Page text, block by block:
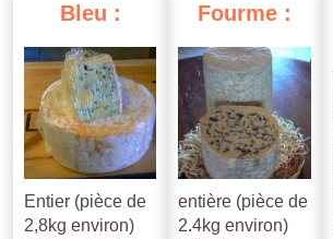
Bleu :
Entier (pièce de
2,8kg environ)
Fourme :
entière (pièce de
2.4kg environ)